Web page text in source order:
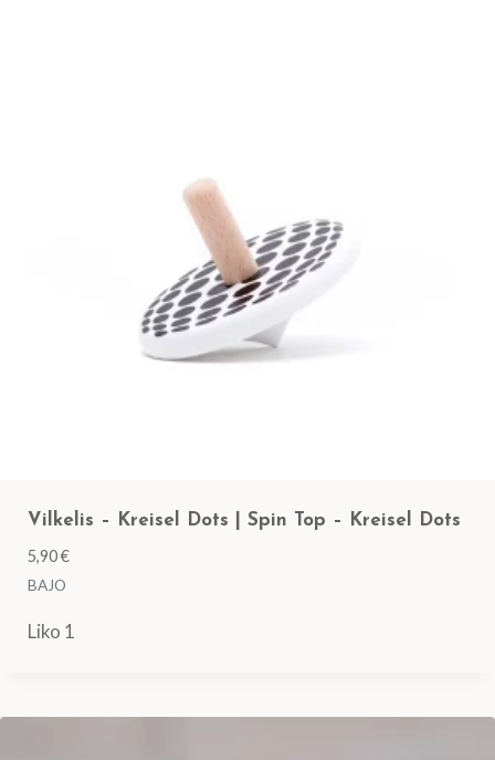
Vilkelis – Kreisel Dots | Spin Top – Kreisel Dots
5,90€
BAJO
Liko 1